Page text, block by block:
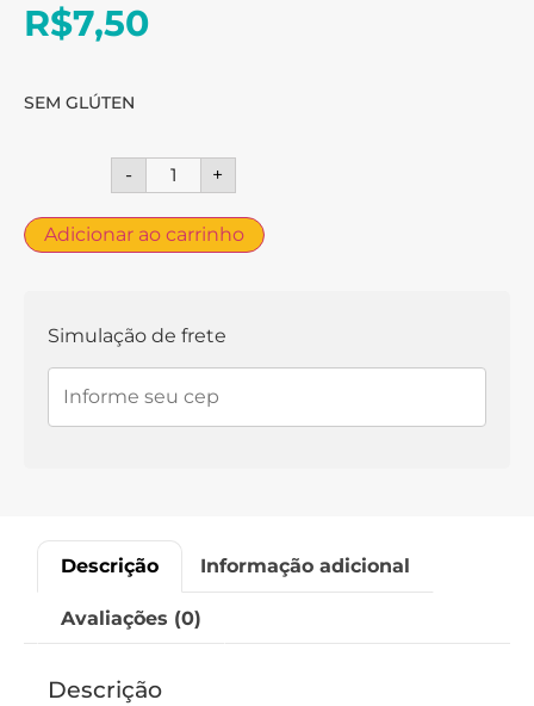
R$7,50
SEM GLÚTEN
- +
Adicionar ao carrinho
Simulação de frete
Descrição Informação adicional
Avaliações (0)
Descrição